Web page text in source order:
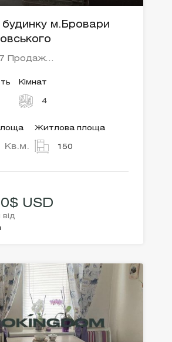
м.Бровари
Продаж…
Кімнат
4
Кв.м.
Житлова площа
150
USD
від